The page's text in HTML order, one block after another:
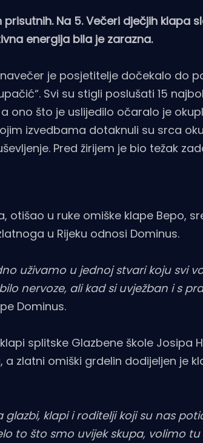
Na 5. Večeri dječjih klapa
energija bila je zarazna.
je posjetitelje dočekalo do
Svi su stigli poslušati 15
ono što je uslijedilo očaralo je
izvedbama dotaknuli su srca
Pred žirijem je bio težak
otišao u ruke omiške klape Bepo,
u Rijeku odnosi Dominus.
uživamo u jednoj stvari koju svi
nervoze, ali kad si uvježban i s
Dominus.
splitske Glazbene škole Josipa
a zlatni omiški grdelin dodijeljen je
klapi i roditelji koji su nas
to što smo uvijek skupa, volimo